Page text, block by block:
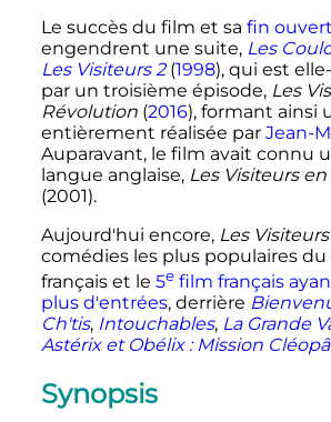
Le succès du film et sa fin
engendrent une suite, Les
Les Visiteurs 2(1998), qui est
par un troisième épisode, Les
Révolution(2016), formant ainsi
entièrement réalisée par Jean-
Auparavant, le film avait connu
langue anglaise, Les Visiteurs
(2001).
Aujourd'hui encore, Les Visiteurs
comédies les plus populaires
français et le 5e film français
plus d'entrées, derrière
Ch'tis, Intouchables, La Grande
Astérix et Obélix : Mission
Synopsis